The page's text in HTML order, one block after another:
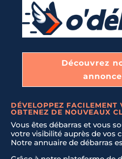
Découvrez
DÉVELOPPEZ
OBTENEZ DE NOUVEAUX
Vous êtes débarras et vous
votre visibilité auprès de vos
Notre annuaire de débarras